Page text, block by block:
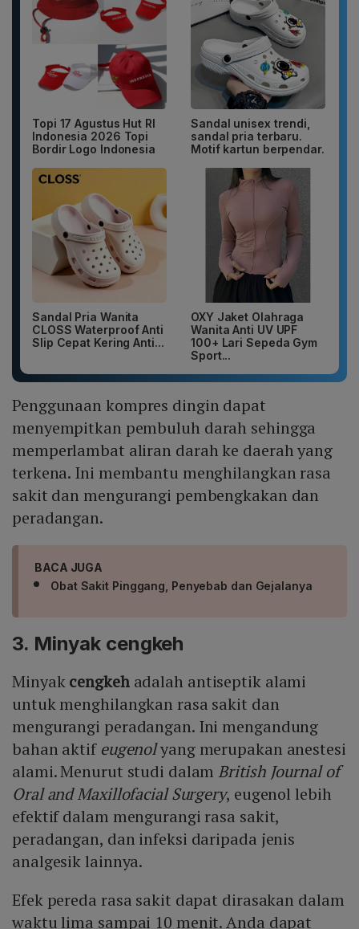
Topi 17 Agustus Hut RI
Indonesia 2026 Topi
Bordir Logo Indonesia
Sandal unisex trendi,
sandal pria terbaru.
Motif kartun berpendar.
Sandal Pria Wanita
CLOSS Waterproof Anti
Slip Cepat Kering Anti...
OXY Jaket Olahraga
Wanita Anti UV UPF
100+ Lari Sepeda Gym
Sport...
Penggunaan kompres dingin dapat
menyempitkan pembuluh darah sehingga
memperlambat aliran darah ke daerah yang
terkena. Ini membantu menghilangkan rasa
sakit dan mengurangi pembengkakan dan
peradangan.
BACA JUGA
Obat Sakit Pinggang, Penyebab dan Gejalanya
3. Minyak cengkeh
Minyakcengkehadalah antiseptik alami
untuk menghilangkan rasa sakit dan
mengurangi peradangan. Ini mengandung
bahan aktif eugenolyang merupakan anestesi
alami. Menurut studi dalam British Journal of
Oral and Maxillofacial Surgery, eugenol lebih
efektif dalam mengurangi rasa sakit,
peradangan, dan infeksi daripada jenis
analgesik lainnya.
Efek pereda rasa sakit dapat dirasakan dalam
waktu lima sampai 10 menit. Anda dapat